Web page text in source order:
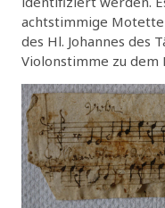
achtstimmige Motette
des Hl. Johannes des
Violonstimme zu dem